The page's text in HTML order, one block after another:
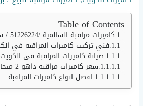
Table of Contents
فني تركيب كاميرات المراقبة في
صيانة كاميرات المراقبة في الكويت
سعر كاميرات مراقبة داهو 2 ميجا في الكويت
افضل انواع كاميرات المراقبة